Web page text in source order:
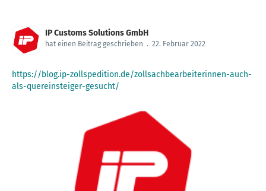
IP Customs Solutions GmbH
hat einen Beitrag geschrieben . 22. Februar 2022
https://blog.ip-zollspedition.de/zollsachbearbeiterinnen-auch-
als-quereinsteiger-gesucht/